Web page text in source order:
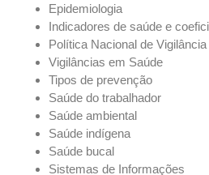
Epidemiologia
Indicadores de saúde e
Política Nacional de
Vigilâncias em Saúde
Tipos de prevenção
Saúde do trabalhador
Saúde ambiental
Saúde indígena
Saúde bucal
Sistemas de Informações